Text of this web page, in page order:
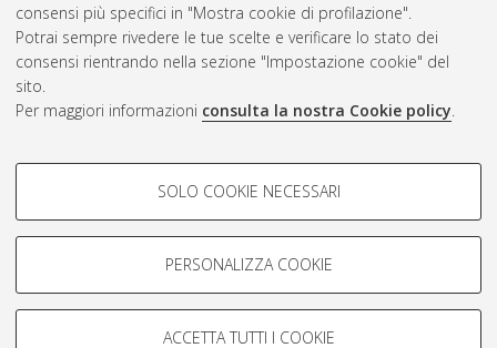
consensi più specifici in "Mostra cookie di profilazione".
Potrai sempre rivedere le tue scelte e verificare lo stato dei
consensi rientrando nella sezione "Impostazione cookie" del
sito.
Per maggiori informazioni consulta la nostra Cookie policy.
COOKIE DI PROFILAZIONE -
Si tratta di cookie utilizzati per analizzare le caratteristiche della
navigazione degli utenti, creare profili in base al loro comportamento
Mostra cookie di profilazione
SOLO COOKIE NECESSARI
PERSONALIZZA COOKIE
ACCETTA TUTTI I COOKIE
Rss 2.0
ISSN: 2038-7946
Impostazioni Cookie
Informativa sulla privacy
Condizioni d’uso del sito